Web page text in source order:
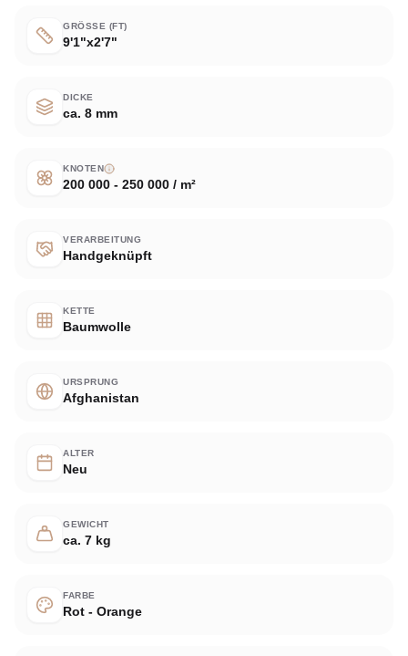
GRÖSSE (FT)
9'1"x2'7"
DICKE
ca. 8 mm
KNOTEN
200 000 - 250 000 / m²
VERARBEITUNG
Handgeknüpft
KETTE
Baumwolle
URSPRUNG
Afghanistan
ALTER
Neu
GEWICHT
ca. 7 kg
FARBE
Rot - Orange